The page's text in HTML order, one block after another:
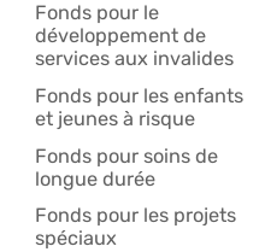
Fonds pour le
développement de
services aux invalides
Fonds pour les enfants
et jeunes à risque
Fonds pour soins de
longue durée
Fonds pour les projets
spéciaux